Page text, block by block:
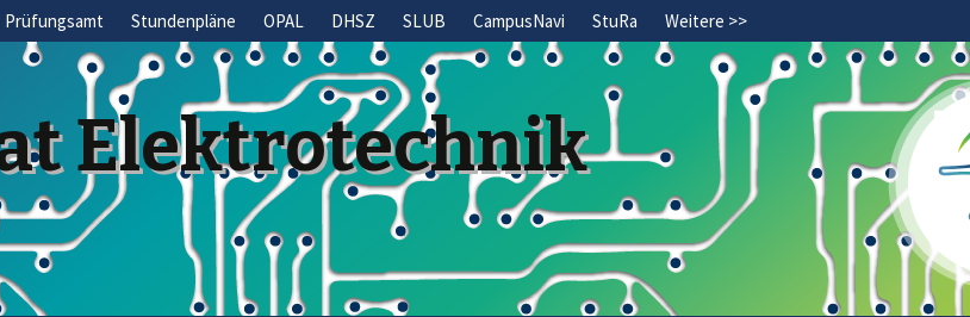
Prüfungsamt Stundenpläne OPAL DHSZ SLUB CampusNavi StuRa Weitere >>
Elektrotechnik